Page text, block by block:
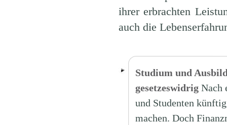
ihrer erbrachten
auch die
Studium und
gesetzeswidrig Nach
und Studenten
machen. Doch